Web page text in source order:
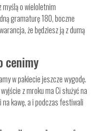
myślą o wieloletnim
gramaturę 180, boczne
że będziesz ją z dumą
cenimy
w pakiecie jeszcze wygodę.
z mroku ma Ci służyć na
kawę, a i podczas festiwali